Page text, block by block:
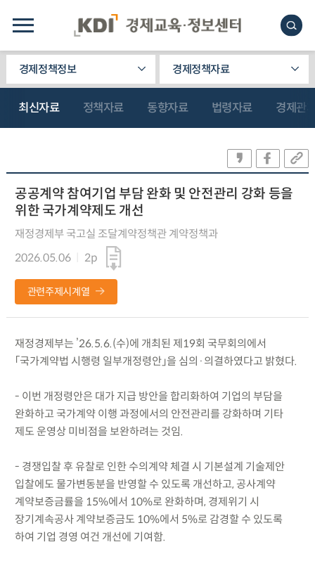
경제정책정보 경제정책자료
최신자료 정책자료 동향자료 법령자료 경제관
공공계약 참여기업 부담 완화 및 안전관리 강화 등을
위한 국가계약제도 개선
재정경제부 국고실 조달계약정책관 계약정책과
2026.05.06
2p
관련주제시계열
재정경제부는 ’26.5.6.(수)에 개최된 제19회 국무회의에서
「국가계약법 시행령 일부개정령안」을 심의·의결하였다고 밝혔다.
- 이번 개정령안은 대가 지급 방안을 합리화하여 기업의 부담을
완화하고 국가계약 이행 과정에서의 안전관리를 강화하며 기타
제도 운영상 미비점을 보완하려는 것임.
- 경쟁입찰 후 유찰로 인한 수의계약 체결 시 기본설계 기술제안
입찰에도 물가변동분을 반영할 수 있도록 개선하고, 공사계약
계약보증금률을 15%에서 10%로 완화하며, 경제위기 시
장기계속공사 계약보증금도 10%에서 5%로 감경할 수 있도록
하여 기업 경영 여건 개선에 기여함.